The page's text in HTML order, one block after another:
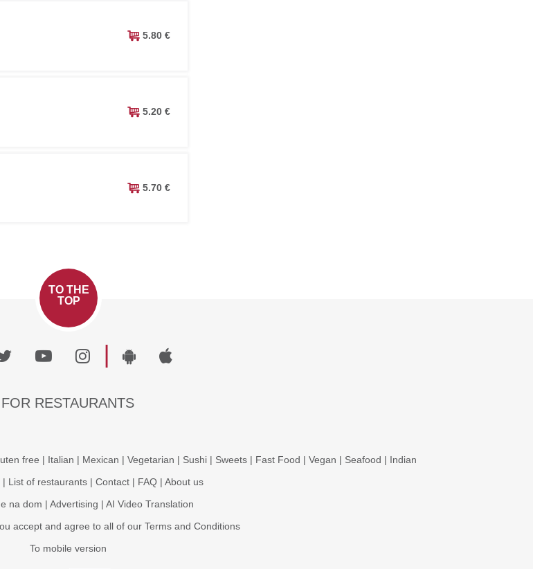
5.80 €
5.20 €
5.70 €
TO THE
TOP
|
FOR RESTAURANTS
free | Italian | Mexican | Vegetarian | Sushi| Sweets| Fast Food | Vegan | Seafood | Indian
| List of restaurants | Contact | FAQ | About us
na dom | Advertising | AI Video Translation
accept and agree to all of our Terms and Conditions
To mobile version